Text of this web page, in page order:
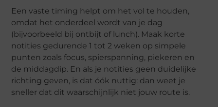
Een vaste timing helpt om het vol te houden,
omdat het onderdeel wordt van je dag
(bijvoorbeeld bij ontbijt of lunch). Maak korte
notities gedurende 1 tot 2 weken op simpele
punten zoals focus, spierspanning, piekeren en
de middagdip. En als je notities geen duidelijke
richting geven, is dat óók nuttig: dan weet je
sneller dat dit waarschijnlijk niet jouw route is.